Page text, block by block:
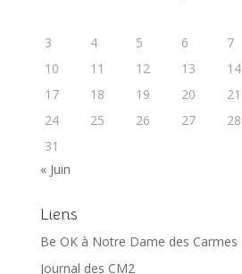
3
4 5 6 7
10
11 12 13 14
17
18 19 20 21
24
25 26 27 28
31
« Juin
Liens
Be OK à Notre Dame des Carmes
Journal des CM2